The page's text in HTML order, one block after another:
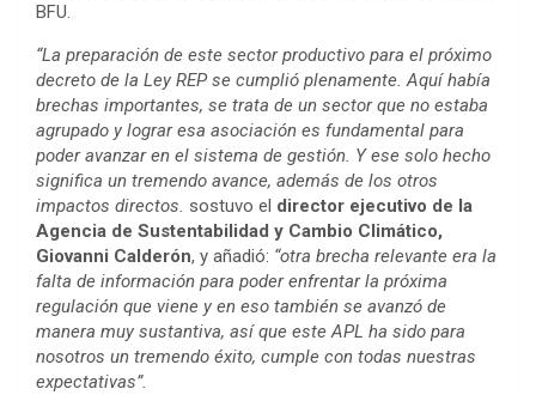
BFU.
“La preparación de este sector productivo para el próximo
decreto de la Ley REP se cumplió plenamente. Aquí había
brechas importantes, se trata de un sector que no estaba
agrupado y lograr esa asociación es fundamental para
poder avanzar en el sistema de gestión. Y ese solo hecho
significa un tremendo avance, además de los otros
impactos directos. sostuvo el director ejecutivo de la
Agencia de Sustentabilidad y Cambio Climático,
Giovanni Calderón, y añadió: “otra brecha relevante era la
falta de información para poder enfrentar la próxima
regulación que viene y en eso también se avanzó de
manera muy sustantiva, así que este APL ha sido para
nosotros un tremendo éxito, cumple con todas nuestras
expectativas”.